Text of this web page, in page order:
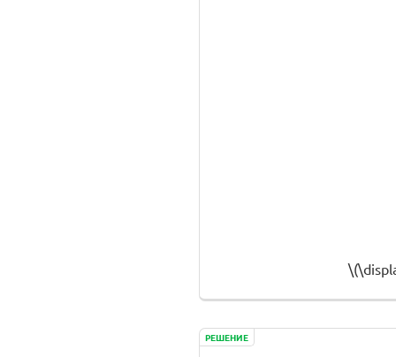
РЕШЕНИЕ